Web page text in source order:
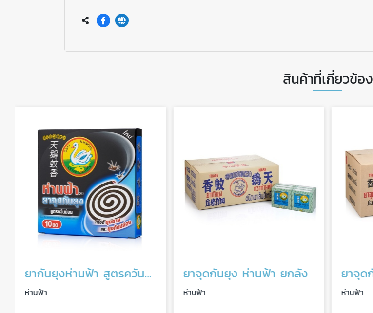
สินค้าที่เกี่ยวข้อง
ยากันยุงห่านฟ้า สูตรควันน้อย
ห่านฟ้า
ยาจุดกันยุง ห่านฟ้า ยกลัง
ห่านฟ้า ห่านฟ้า